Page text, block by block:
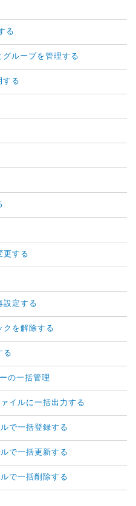
る
ループを管理する
する
更する
設定する
クを解除する
る
の一括管理
イルに一括出力する
で一括登録する
で一括更新する
で一括削除する